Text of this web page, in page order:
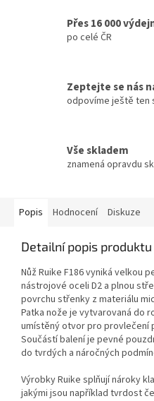
Přes 16 000
po celé ČR
Zeptejte se nás
odpovíme ještě ten
Vše skladem
znamená opravdu
Popis Hodnocení Diskuze
Detailní popis produktu
Nůž Ruike F186 vyniká velkou
nástrojové oceli D2 a plnou
povrchu střenky z materiálu
Patka nože je vytvarovaná do
umístěný otvor pro provlečení
Součástí balení je pevné
do tvrdých a náročných
Výrobky Ruike splňují nároky
jakými jsou například tvrdost